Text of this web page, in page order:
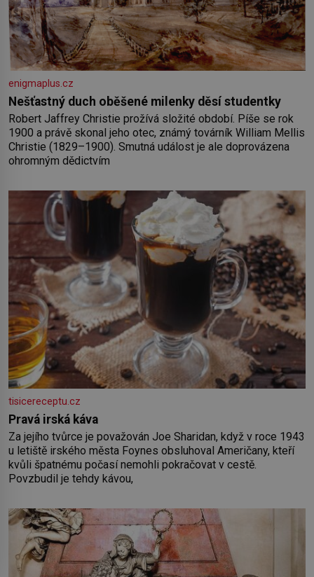
enigmaplus.cz
Nešťastný duch oběšené milenky děsí studentky
Robert Jaffrey Christie prožívá složité období. Píše se rok
1900 a právě skonal jeho otec, známý továrník William Mellis
Christie (1829–1900). Smutná událost je ale doprovázena
ohromným dědictvím
tisicereceptu.cz
Pravá irská káva
Za jejího tvůrce je považován Joe Sharidan, když v roce 1943
u letiště irského města Foynes obsluhoval Američany, kteří
kvůli špatnému počasí nemohli pokračovat v cestě.
Povzbudil je tehdy kávou,